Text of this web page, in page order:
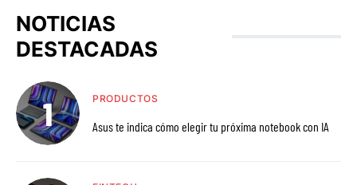
NOTICIAS
DESTACADAS
PRODUCTOS
Asus te indica cómo elegir tu próxima notebook con IA